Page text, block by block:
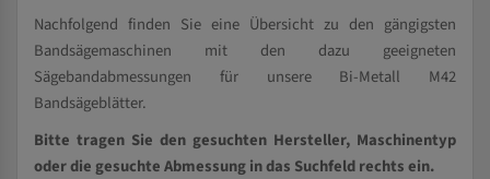
Nachfolgend finden Sie eine Übersicht zu den gängigsten
Bandsägemaschinen mit den dazu geeigneten
Sägebandabmessungen für unsere Bi-Metall M42
Bandsägeblätter.
Bitte tragen Sie den gesuchten Hersteller, Maschinentyp
oder die gesuchte Abmessung in das Suchfeld rechts ein.